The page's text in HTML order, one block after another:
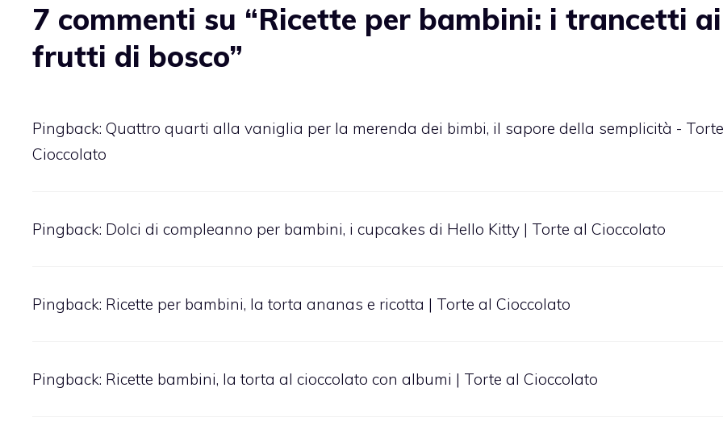
7 commenti su “Ricette per bambini: i trancetti ai
frutti di bosco”
Pingback: Quattro quarti alla vaniglia per la merenda dei bimbi, il sapore della semplicità -
Cioccolato
Pingback: Dolci di compleanno per bambini, i cupcakes di Hello Kitty | Torte al Cioccolato
Pingback: Ricette per bambini, la torta ananas e ricotta | Torte al Cioccolato
Pingback: Ricette bambini, la torta al cioccolato con albumi | Torte al Cioccolato